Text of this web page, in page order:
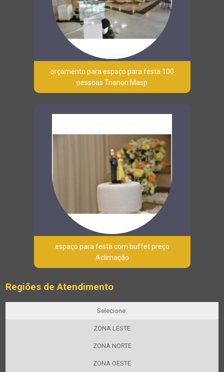
orçamento para espaço para festa 100
pessoas Trianon Masp
espaço para festa com buffet preço
Aclimação
Regiões de Atendimento
Selecione:
ZONA LESTE
ZONA NORTE
ZONA OESTE